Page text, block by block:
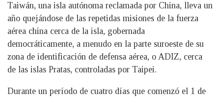
Taiwán, una isla autónoma reclamada por China, lleva un
año quejándose de las repetidas misiones de la fuerza
aérea china cerca de la isla, gobernada
democráticamente, a menudo en la parte suroeste de su
zona de identificación de defensa aérea, o ADIZ, cerca
de las islas Pratas, controladas por Taipei.
Durante un período de cuatro días que comenzó el 1 de